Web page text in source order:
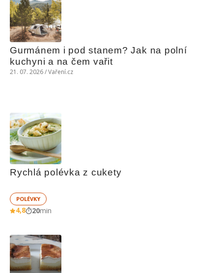
Gurmánem i pod stanem? Jak na polní
kuchyni a na čem vařit
21. 07. 2026 / Vaření.cz
Rychlá polévka z cukety
POLÉVKY
4,8 20min